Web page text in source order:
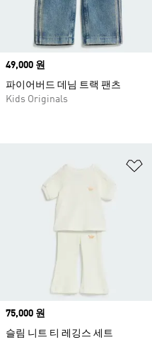
Price
49,000 원
파이어버드 데님 트랙 팬츠
Kids Originals
Price
75,000 원
슬림 니트 티 레깅스 세트